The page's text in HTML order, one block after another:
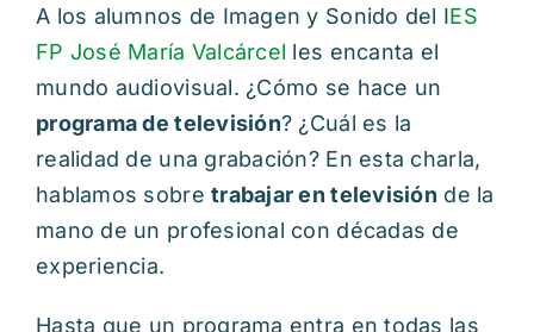
A los alumnos de Imagen y Sonido del IES
FP José María Valcárcel les encanta el
mundo audiovisual. ¿Cómo se hace un
programa de televisión? ¿Cuál es la
realidad de una grabación? En esta charla,
hablamos sobretrabajar en televisión de la
mano de un profesional con décadas de
experiencia.
Hasta que un programa entra en todas las